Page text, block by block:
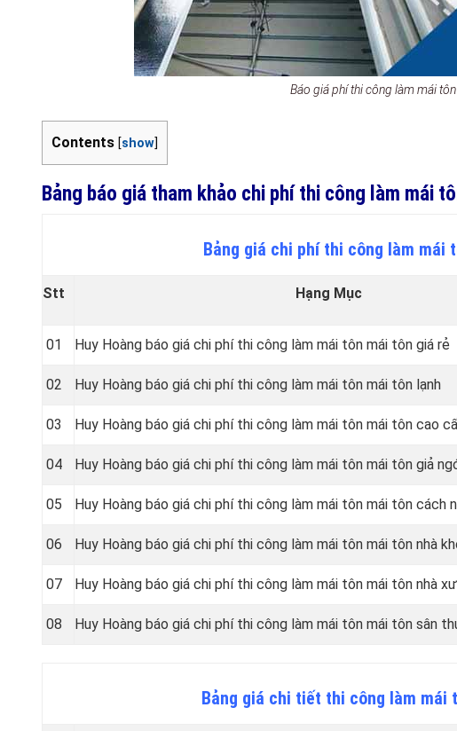
Báo giá phí thi công làm mái
Contents [show]
Bảng báo giá tham khảo chi phí thi công làm mái
Bảng giá chi phí thi công làm mái
Stt Hạng Mục
01 Huy Hoàng báo giá chi phí thi công làm mái tôn mái tôn giá rẻ
02 Huy Hoàng báo giá chi phí thi công làm mái tôn mái tôn lạnh
03 Huy Hoàng báo giá chi phí thi công làm mái tôn mái tôn cao
04 Huy Hoàng báo giá chi phí thi công làm mái tôn mái tôn giả
05 Huy Hoàng báo giá chi phí thi công làm mái tôn mái tôn cách
06 Huy Hoàng báo giá chi phí thi công làm mái tôn mái tôn nhà
07 Huy Hoàng báo giá chi phí thi công làm mái tôn mái tôn nhà
08 Huy Hoàng báo giá chi phí thi công làm mái tôn mái tôn sân
Bảng giá chi tiết thi công làm mái